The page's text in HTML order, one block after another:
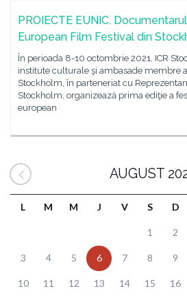
PROIECTE EUNIC.
European Film Festival din
În perioada 8-10 octombrie 2021, ICR
institute culturale şi ambasade membre
Stockholm, în parteneriat cu
Stockholm, organizează prima ediţie a
european
AUGUST
L M M J V S D
1 2
3 4 5 6 7 8 9
10 11 12 13 14 15 16